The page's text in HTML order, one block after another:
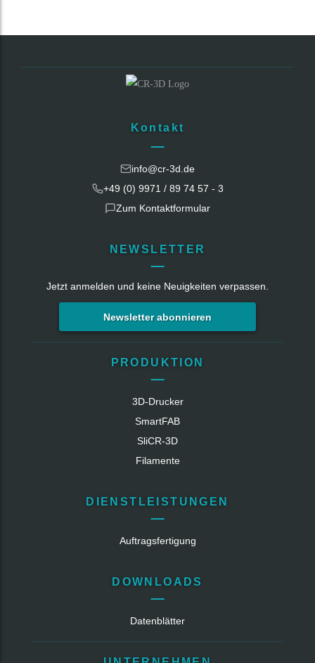
Kontakt
info@cr-3d.de
+49 (0) 9971 / 89 74 57 - 3
Zum Kontaktformular
NEWSLETTER
Jetzt anmelden und keine Neuigkeiten verpassen.
Newsletter abonnieren
PRODUKTION
3D-Drucker
SmartFAB
SliCR‑3D
Filamente
DIENSTLEISTUNGEN
Auftragsfertigung
DOWNLOADS
Datenblätter